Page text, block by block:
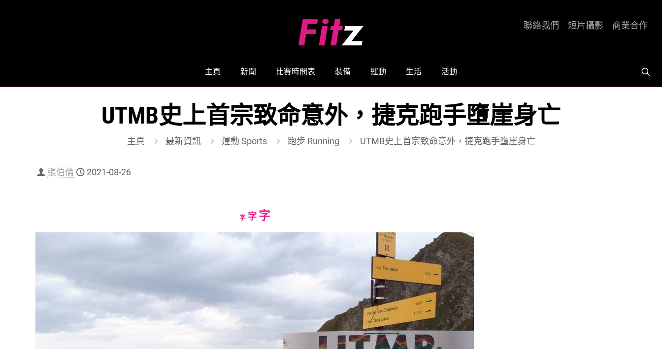
主頁 新聞 比賽時間表 裝備 運動 生活 活動
聯絡我們 短片攝影 商業合作
UTMB史上首宗致命意外，捷克跑手墮崖身亡
主頁 最新資訊 運動 Sports 跑步 Running UTMB史上首宗致命意外，捷克跑手墮崖身亡
張伯倫 2021-08-26
字Decrease
字Reset
字Increase
font
size.